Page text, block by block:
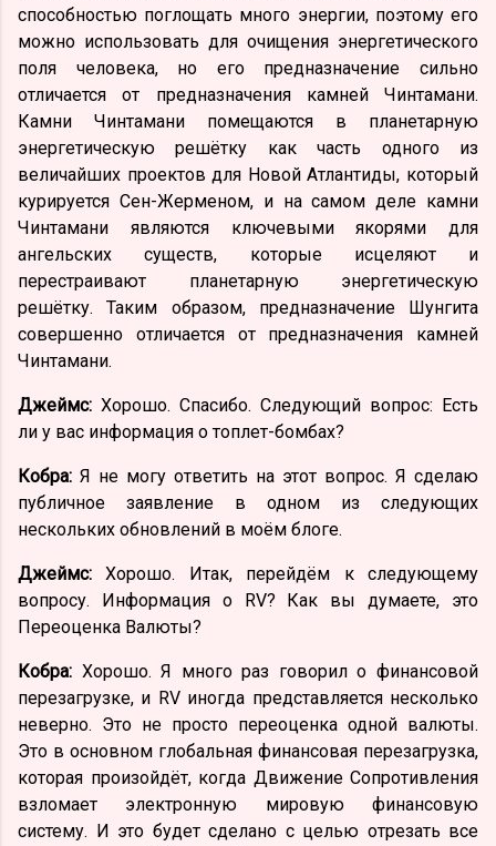
способностью поглощать много энергии, поэтому его
можно использовать для очищения энергетического
поля человека, но его предназначение сильно
отличается от предназначения камней Чинтамани.
Камни Чинтамани помещаются в планетарную
энергетическую решётку как часть одного из
величайших проектов для Новой Атлантиды, который
курируется Сен-Жерменом, и на самом деле камни
Чинтамани являются ключевыми якорями для
ангельских существ, которые исцеляют и
перестраивают планетарную энергетическую
решётку. Таким образом, предназначение Шунгита
совершенно отличается от предназначения камней
Чинтамани.
Джеймс: Хорошо. Спасибо. Следующий вопрос: Есть
ли у вас информация о топлет-бомбах?
Кобра: Я не могу ответить на этот вопрос. Я сделаю
публичное заявление в одном из следующих
нескольких обновлений в моём блоге.
Джеймс: Хорошо. Итак, перейдём к следующему
вопросу. Информация о RV? Как вы думаете, это
Переоценка Валюты?
Кобра: Хорошо. Я много раз говорил о финансовой
перезагрузке, и RV иногда представляется несколько
неверно. Это не просто переоценка одной валюты.
Это в основном глобальная финансовая перезагрузка,
которая произойдёт, когда Движение Сопротивления
взломает электронную мировую финансовую
систему. И это будет сделано с целью отрезать все